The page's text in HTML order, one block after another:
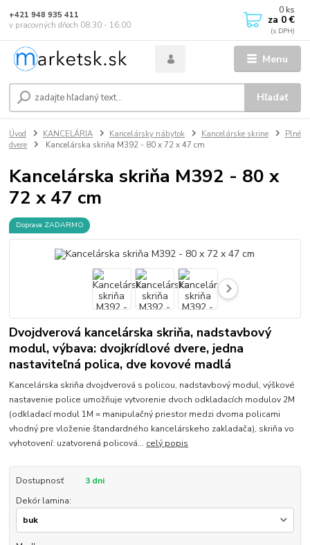
Menu
Hľadať
+421 948 935 411
v pracovných dňoch 08.30 - 16.00
0 ks
za 0 €
Úvod KANCELÁRIA Kancelársky nábytok Kancelárske skrine
Plné
dvere
Kancelárska skriňa M392 - 80 x 72 x 47 cm
Kancelárska skriňa M392 - 80 x
72 x 47 cm
Doprava ZADARMO
Dvojdverová kancelárska skriňa, nadstavbový
modul, výbava: dvojkrídlové dvere, jedna
nastaviteľná polica, dve kovové madlá
Kancelárska skriňa dvojdverová s policou, nadstavbový modul, výškové
nastavenie police umožňuje vytvorenie dvoch odkladacích modulov 2M
(odkladací modul 1M = manipulačný priestor medzi dvoma policami
vhodný pre vloženie štandardného kancelárskeho zakladača), skriňa vo
vyhotovení: uzatvorená policová... celý popis
Dostupnosť
3 dni
Dekór lamina: